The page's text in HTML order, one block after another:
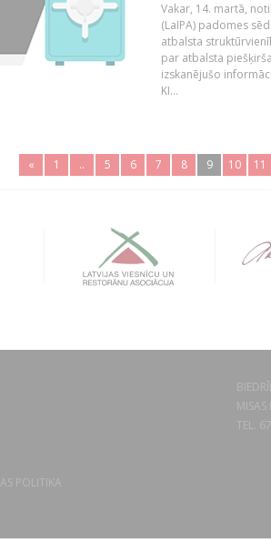
Vakar, 14. martā,
(LaIPA) padomes
atbalsta
par atbalsta
izskanējušo
KI...
« 1 .. 5 6 7 8 9 10 11
POLITIKA
TEL.